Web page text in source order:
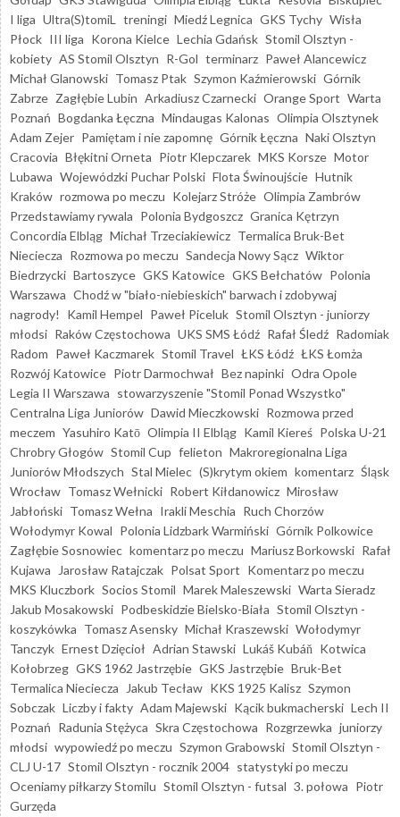
I liga Ultra(S)tomiL treningi Miedź Legnica GKS Tychy Wisła
Płock III liga Korona Kielce Lechia Gdańsk Stomil Olsztyn -
kobiety AS Stomil Olsztyn R-Gol terminarz Paweł Alancewicz
Michał Glanowski Tomasz Ptak Szymon Kaźmierowski Górnik
Zabrze Zagłębie Lubin Arkadiusz Czarnecki Orange Sport Warta
Poznań Bogdanka Łęczna Mindaugas Kalonas Olimpia Olsztynek
Adam Zejer Pamiętam i nie zapomnę Górnik Łęczna Naki Olsztyn
Cracovia Błękitni Orneta Piotr Klepczarek MKS Korsze Motor
Lubawa Wojewódzki Puchar Polski Flota Świnoujście Hutnik
Kraków rozmowa po meczu Kolejarz Stróże Olimpia Zambrów
Przedstawiamy rywala Polonia Bydgoszcz Granica Kętrzyn
Concordia Elbląg Michał Trzeciakiewicz Termalica Bruk-Bet
Nieciecza Rozmowa po meczu Sandecja Nowy Sącz Wiktor
Biedrzycki Bartoszyce GKS Katowice GKS Bełchatów Polonia
Warszawa Chodź w "biało-niebieskich" barwach i zdobywaj
nagrody!
Kamil Hempel Paweł Piceluk Stomil Olsztyn - juniorzy
młodsi Raków Częstochowa UKS SMS Łódź Rafał Śledź Radomiak
Radom Paweł Kaczmarek Stomil Travel ŁKS Łódź ŁKS Łomża
Rozwój Katowice Piotr Darmochwał Bez napinki Odra Opole
Legia II Warszawa stowarzyszenie "Stomil Ponad Wszystko"
Centralna Liga Juniorów Dawid Mieczkowski Rozmowa przed
meczem Yasuhiro Katō Olimpia II Elbląg Kamil Kiereś Polska U-21
Chrobry Głogów Stomil Cup felieton Makroregionalna Liga
Juniorów Młodszych Stal Mielec (S)krytym okiem komentarz Śląsk
Wrocław Tomasz Wełnicki Robert Kiłdanowicz Mirosław
Jabłoński Tomasz Wełna Irakli Meschia Ruch Chorzów
Wołodymyr Kowal Polonia Lidzbark Warmiński Górnik Polkowice
Zagłębie Sosnowiec komentarz po meczu Mariusz Borkowski Rafał
Kujawa
Jarosław Ratajczak Polsat Sport Komentarz po meczu
MKS Kluczbork Socios Stomil Marek Maleszewski Warta Sieradz
Jakub Mosakowski Podbeskidzie Bielsko-Biała Stomil Olsztyn -
koszykówka Tomasz Asensky Michał Kraszewski Wołodymyr
Tanczyk Ernest Dzięcioł Adrian Stawski Lukáš Kubáň Kotwica
Kołobrzeg GKS 1962 Jastrzębie GKS Jastrzębie Bruk-Bet
Termalica Nieciecza
Jakub Tecław KKS 1925 Kalisz Szymon
Sobczak Liczby i fakty Adam Majewski Kącik bukmacherski Lech II
Poznań Radunia Stężyca Skra Częstochowa Rozgrzewka juniorzy
młodsi wypowiedź po meczu Szymon Grabowski Stomil Olsztyn -
CLJ U-17 Stomil Olsztyn - rocznik 2004 statystyki po meczu
Oceniamy piłkarzy Stomilu Stomil Olsztyn - futsal 3. połowa Piotr
Gurzęda